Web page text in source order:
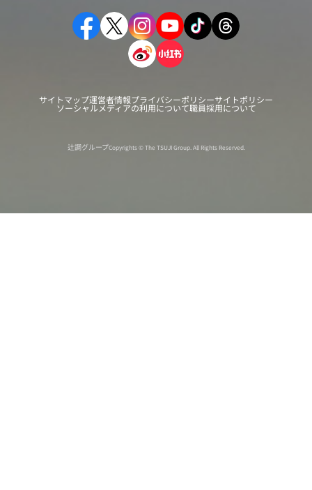
サイトマップ運営者情報プライバシーポリシーサイトポリシー
ソーシャルメディアの利用について職員採用について
辻調グループCopyrights © The TSUJI Group. All Rights Reserved.